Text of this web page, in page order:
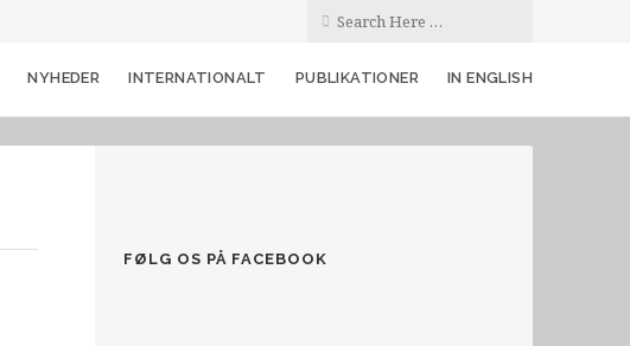
NYHEDER INTERNATIONALT PUBLIKATIONER IN ENGLISH
FØLG OS PÅ FACEBOOK